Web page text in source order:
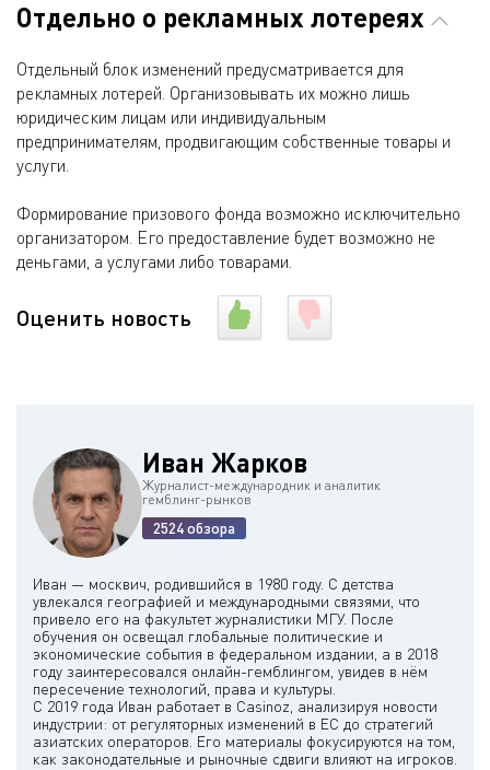
Отдельно о рекламных лотереях
Отдельный блок изменений предусматривается для
рекламных лотерей. Организовывать их можно лишь
юридическим лицам или индивидуальным
предпринимателям, продвигающим собственные товары и
услуги.
Формирование призового фонда возможно исключительно
организатором. Его предоставление будет возможно не
деньгами, а услугами либо товарами.
Оценить новость
Иван Жарков
Журналист-международник и аналитик
гемблинг-рынков
2524 обзора
Иван — москвич, родившийся в 1980 году. С детства
увлекался географией и международными связями, что
привело его на факультет журналистики МГУ. После
обучения он освещал глобальные политические и
экономические события в федеральном издании, а в 2018
году заинтересовался онлайн-гемблингом, увидев в нём
пересечение технологий, права и культуры.
С 2019 года Иван работает в Casinoz, анализируя новости
индустрии: от регуляторных изменений в ЕС до стратегий
азиатских операторов. Его материалы фокусируются на том,